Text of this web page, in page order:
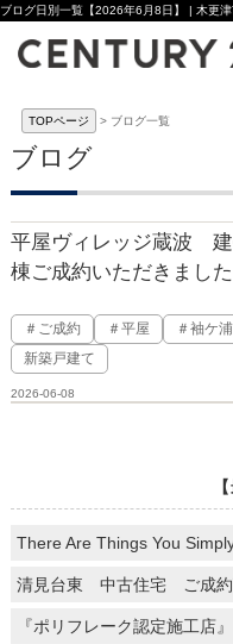
ブログ日別一覧【2026年6月8日】 | 木更
TOPページ ブログ一覧
ブログ
平屋ヴィレッジ蔵波
棟ご成約いただきました
＃ご成約 ＃平屋
＃袖ケ
新築戸建て
2026-06-08
There Are Things You
清見台東 中古住宅 ご成約
『ポリフレーク認定施工店